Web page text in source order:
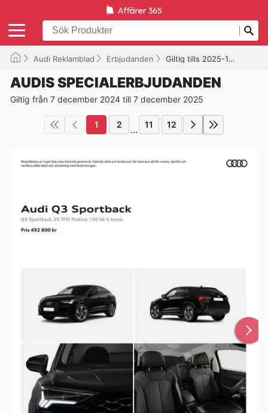
Audi Reklamblad Erbjudanden Giltig tills 2025-12-07
AUDIS SPECIALERBJUDANDEN
Giltig från 7 december 2024 till 7 december 2025
1 2 ... 11 12